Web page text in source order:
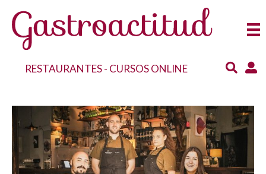
RESTAURANTES- CURSOS ONLINE